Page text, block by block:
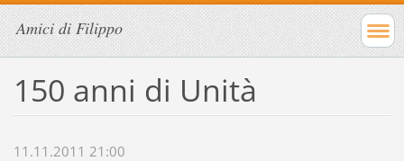
Amici di Filippo
150 anni di Unità
11.11.2011 21:00